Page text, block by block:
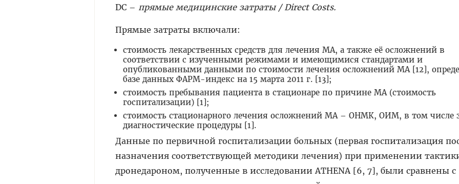
DC – прямые медицинские затраты / Direct Costs.
Прямые затраты включали:
стоимость лекарственных средств для лечения МА, а также её осложнений в
соответствии с изученными режимами и имеющимися стандартами и
опубликованными данными по стоимости лечения осложнений МА [12],
базе данных ФАРМ-индекс на 15 марта 2011 г. [13];
стоимость пребывания пациента в стационаре по причине МА (стоимость
госпитализации) [1];
стоимость стационарного лечения осложнений МА – ОНМК, ОИМ, в том числе
диагностические процедуры [1].
Данные по первичной госпитализации больных (первая госпитализация
назначения соответствующей методики лечения) при применении
дронедароном, полученные в исследовании ATHENA [6, 7], были сравнены с